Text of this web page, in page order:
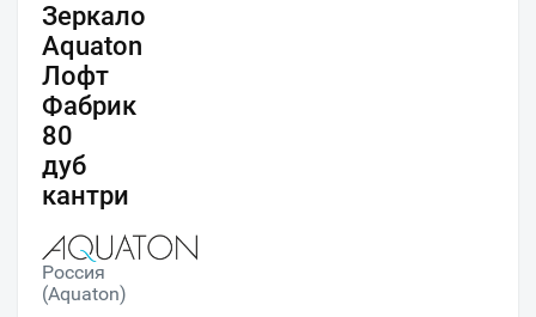
Зеркало
Aquaton
Лофт
Фабрик
80
дуб
кантри
Россия
(Aquaton)